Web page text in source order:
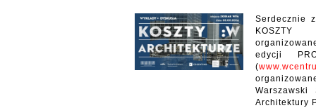
Serdecznie
KOSZTY
edycji
(
Warszawski
Architektury